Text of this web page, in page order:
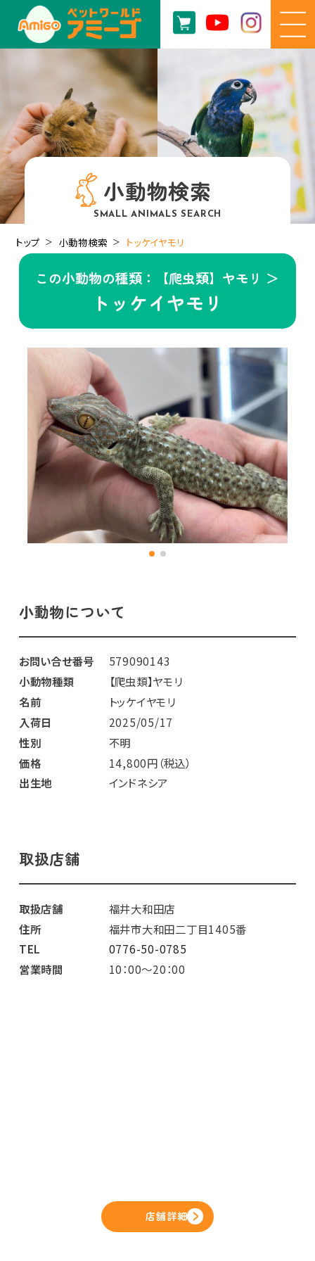
小動物検索
SMALL ANIMALS SEARCH
トップ 小動物検索 トッケイヤモリ
この小動物の種類：【爬虫類】ヤモリ ＞
トッケイヤモリ
小動物について
お問い合せ番号
579090143
小動物種類
【爬虫類】ヤモリ
名前
トッケイヤモリ
入荷日
2025/05/17
性別
不明
価格
14,800円（税込）
出生地
インドネシア
取扱店舗
取扱店舗
福井大和田店
住所
福井市大和田二丁目1405番
TEL
0776-50-0785
営業時間
10：00～20：00
店舗詳細